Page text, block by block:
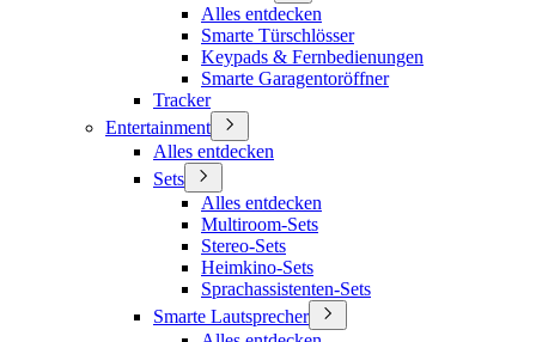
Alles entdecken
Smarte Türschlösser
Keypads & Fernbedienungen
Smarte Garagentoröffner
Tracker
Entertainment
Alles entdecken
Sets
Alles entdecken
Multiroom-Sets
Stereo-Sets
Heimkino-Sets
Sprachassistenten-Sets
Smarte Lautsprecher